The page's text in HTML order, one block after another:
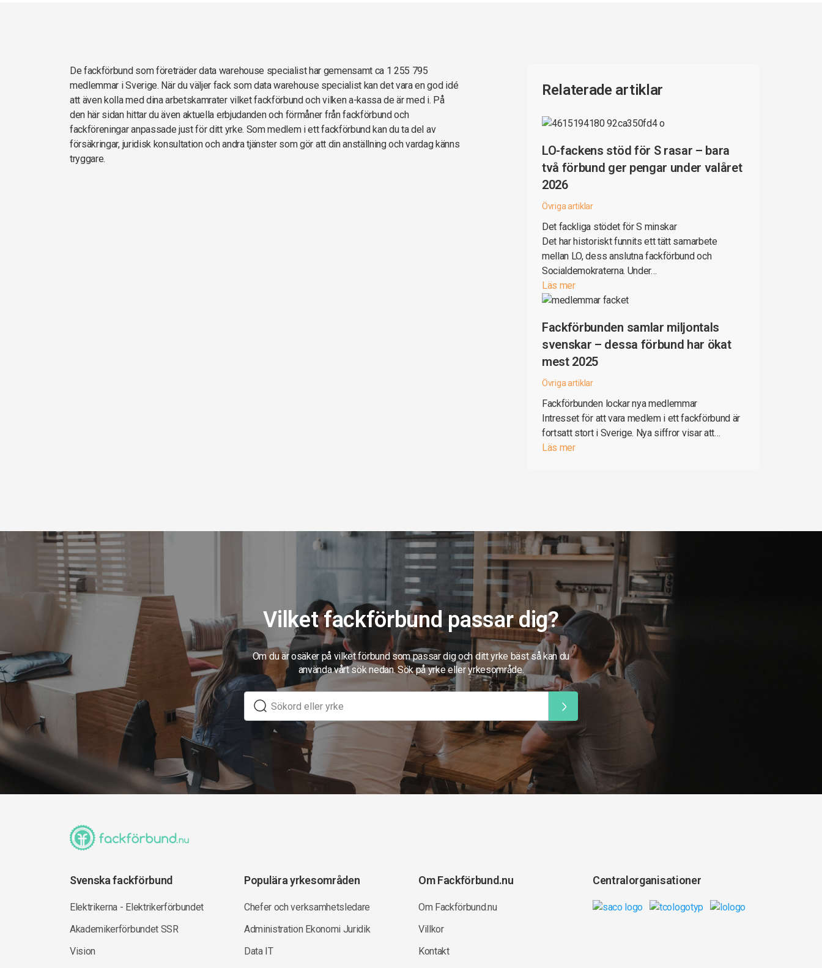
De fackförbund som företräder data warehouse specialist har gemensamt ca 1 255 795
medlemmar i Sverige. När du väljer fack som data warehouse specialist kan det vara en god idé
att även kolla med dina arbetskamrater vilket fackförbund och vilken a-kassa de är med i. På
den här sidan hittar du även aktuella erbjudanden och förmåner från fackförbund och
fackföreningar anpassade just för ditt yrke. Som medlem i ett fackförbund kan du ta del av
försäkringar, juridisk konsultation och andra tjänster som gör att din anställning och vardag känns
tryggare.
Relaterade artiklar
LO-fackens stöd för S rasar – bara
två förbund ger pengar under valåret
2026
Övriga artiklar
Det fackliga stödet för S minskar
Det har historiskt funnits ett tätt samarbete
mellan LO, dess anslutna fackförbund och
Socialdemokraterna. Under…
Läs mer
Fackförbunden samlar miljontals
svenskar – dessa förbund har ökat
mest 2025
Övriga artiklar
Fackförbunden lockar nya medlemmar
Intresset för att vara medlem i ett fackförbund är
fortsatt stort i Sverige. Nya siffror visar att…
Läs mer
Vilket fackförbund passar dig?
Om du är osäker på vilket förbund som passar dig och ditt yrke bäst så kan du
använda vårt sök nedan. Sök på yrke eller yrkesområde.
Svenska fackförbund
Elektrikerna - Elektrikerförbundet
Akademikerförbundet SSR
Vision
Populära yrkesområden
Chefer och verksamhetsledare
Administration Ekonomi Juridik
Data IT
Om Fackförbund.nu
Om Fackförbund.nu
Villkor
Kontakt
Centralorganisationer